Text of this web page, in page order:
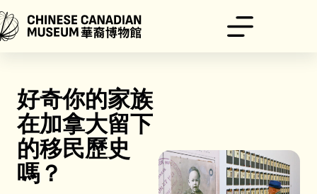
至
主
好奇你的家族
在加拿大留下
的移民歷史
嗎？